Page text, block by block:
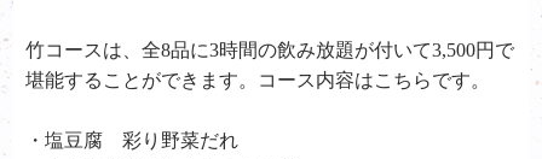
竹コースは、全8品に3時間の飲み放題が付いて3,500円で
堪能することができます。コース内容はこちらです。
・塩豆腐 彩り野菜だれ